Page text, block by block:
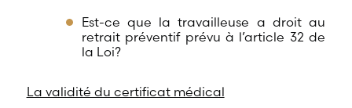
Est-ce que la travailleuse a droit au
retrait préventif prévu à l’article 32 de
la Loi?
La validité du certificat médical